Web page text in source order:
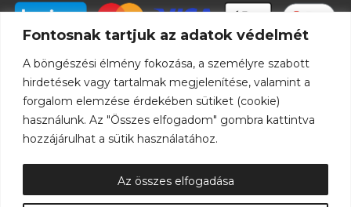
Fontosnak tartjuk az adatok védelmét
A böngészési élmény fokozása, a személyre szabott
hirdetések vagy tartalmak megjelenítése, valamint a
forgalom elemzése érdekében sütiket (cookie)
használunk. Az "Összes elfogadom" gombra kattintva
hozzájárulhat a sütik használatához.
Az összes elfogadása